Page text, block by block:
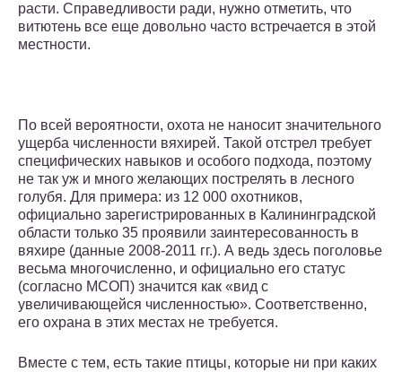
расти. Справедливости ради, нужно отметить, что
витютень все еще довольно часто встречается в этой
местности.
По всей вероятности, охота не наносит значительного
ущерба численности вяхирей. Такой отстрел требует
специфических навыков и особого подхода, поэтому
не так уж и много желающих пострелять в лесного
голубя. Для примера: из 12 000 охотников,
официально зарегистрированных в Калининградской
области только 35 проявили заинтересованность в
вяхире (данные 2008-2011 гг.). А ведь здесь поголовье
весьма многочисленно, и официально его статус
(согласно МСОП) значится как «вид с
увеличивающейся численностью». Соответственно,
его охрана в этих местах не требуется.
Вместе с тем, есть такие птицы, которые ни при каких